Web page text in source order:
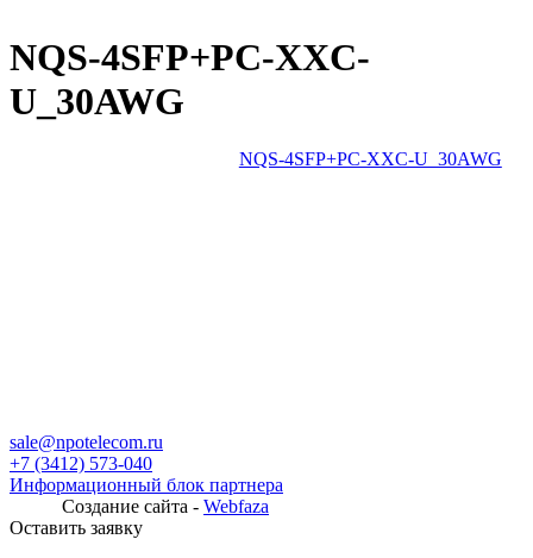
NQS-4SFP+PC-XXC-
U_30AWG
NQS-4SFP+PC-XXC-U_30AWG
sale@npotelecom.ru
+7 (3412) 573-040
Информационный блок партнера
Создание сайта - Webfaza
Оставить заявку